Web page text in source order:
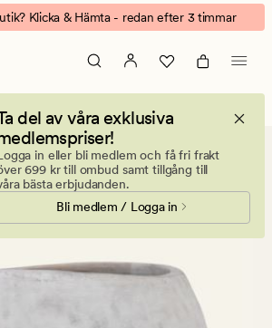
Klicka & Hämta - redan efter 3 timmar
del av våra exklusiva
in eller bli medlem och få fri frakt
699 kr till ombud samt tillgång till
bästa erbjudanden.
Bli medlem / Logga in
Blomkrukor